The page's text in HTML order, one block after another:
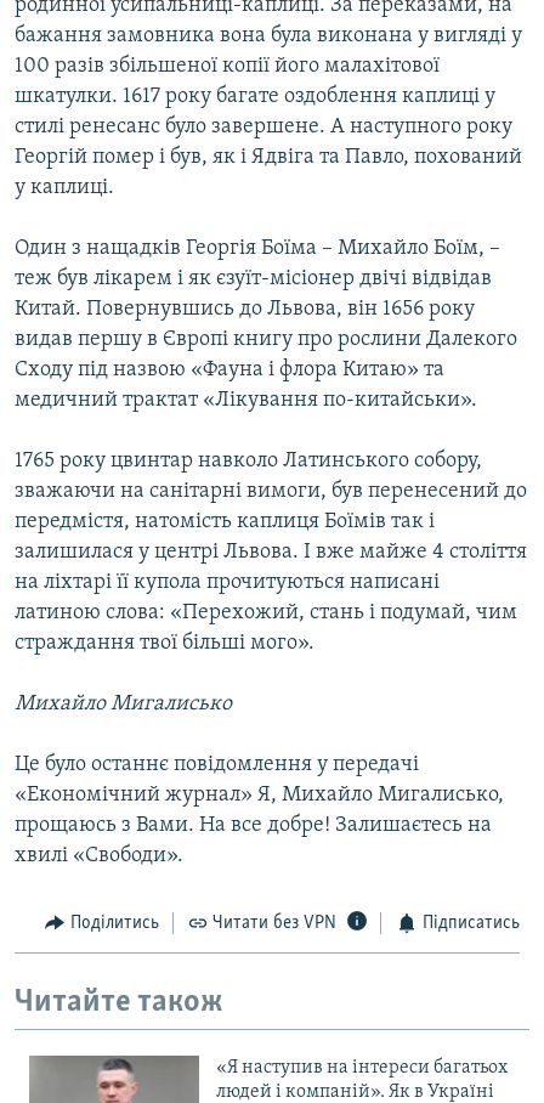
родинної усипальниці-каплиці. За переказами, на
бажання замовника вона була виконана у вигляді у
100 разів збільшеної копії його малахітової
шкатулки. 1617 року багате оздоблення каплиці у
стилі ренесанс було завершене. А наступного року
Георгій помер і був, як і Ядвіга та Павло, похований
у каплиці.
Один з нащадків Георгія Боїма – Михайло Боїм, –
теж був лікарем і як єзуїт-місіонер двічі відвідав
Китай. Повернувшись до Львова, він 1656 року
видав першу в Європі книгу про рослини Далекого
Сходу під назвою «Фауна і флора Китаю» та
медичний трактат «Лікування по-китайськи».
1765 року цвинтар навколо Латинського собору,
зважаючи на санітарні вимоги, був перенесений до
передмістя, натомість каплиця Боїмів так і
залишилася у центрі Львова. І вже майже 4 століття
на ліхтарі її купола прочитуються написані
латиною слова: «Перехожий, стань і подумай, чим
страждання твої більші мого».
Михайло Мигалисько
Це було останнє повідомлення у передачі
«Економічний журнал» Я, Михайло Мигалисько,
прощаюсь з Вами. На все добре! Залишаєтесь на
хвилі «Свободи».
Поділитись Читати без VPN Підписатись
Читайте також
«Я наступив на інтереси багатьох
людей і компаній». Як в Україні